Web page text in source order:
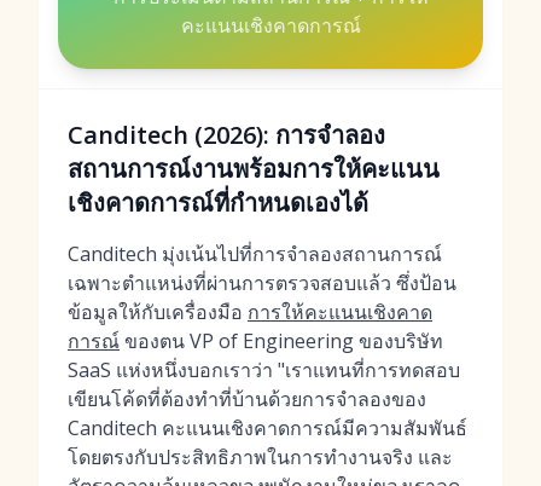
คะแนนเชิงคาดการณ์
Canditech (2026): การจำลอง
สถานการณ์งานพร้อมการให้คะแนน
เชิงคาดการณ์ที่กำหนดเองได้
Canditech มุ่งเน้นไปที่การจำลองสถานการณ์
เฉพาะตำแหน่งที่ผ่านการตรวจสอบแล้ว ซึ่งป้อน
ข้อมูลให้กับเครื่องมือ การให้คะแนนเชิงคาด
การณ์ของตน VP of Engineering ของบริษัท
SaaS แห่งหนึ่งบอกเราว่า "เราแทนที่การทดสอบ
เขียนโค้ดที่ต้องทำที่บ้านด้วยการจำลองของ
Canditech คะแนนเชิงคาดการณ์มีความสัมพันธ์
โดยตรงกับประสิทธิภาพในการทำงานจริง และ